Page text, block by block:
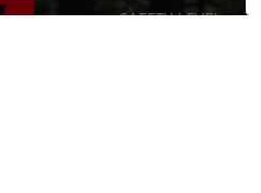
SAFETY LEVEL